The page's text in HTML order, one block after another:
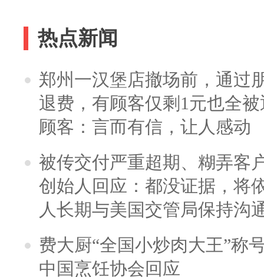
热点新闻
郑州一汉堡店撤场前，通过
退费，有顾客仅剩1元也全
顾客：言而有信，让人感动
被传交付严重超期、糊弄客
创始人回应：都没证据，将
人长期与美国交管局保持沟
费大厨“全国小炒肉大王”称
中国烹饪协会回应